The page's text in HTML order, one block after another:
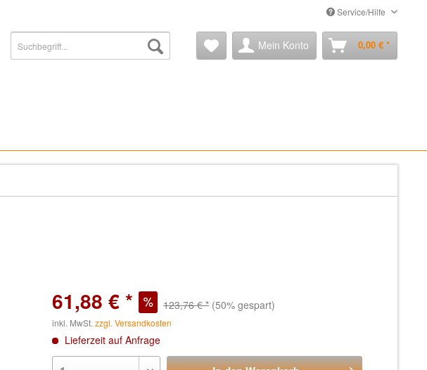
Service/Hilfe
Mein Konto 0,00 € *
61,88 € * 123,76 € * (50% gespart)
inkl. MwSt.zzgl. Versandkosten
Lieferzeit auf Anfrage